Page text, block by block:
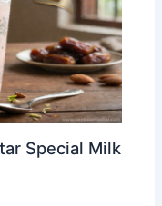
Special Milk